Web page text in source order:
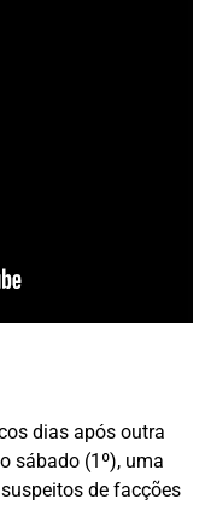
dias após outra
sábado (1º), uma
de facções